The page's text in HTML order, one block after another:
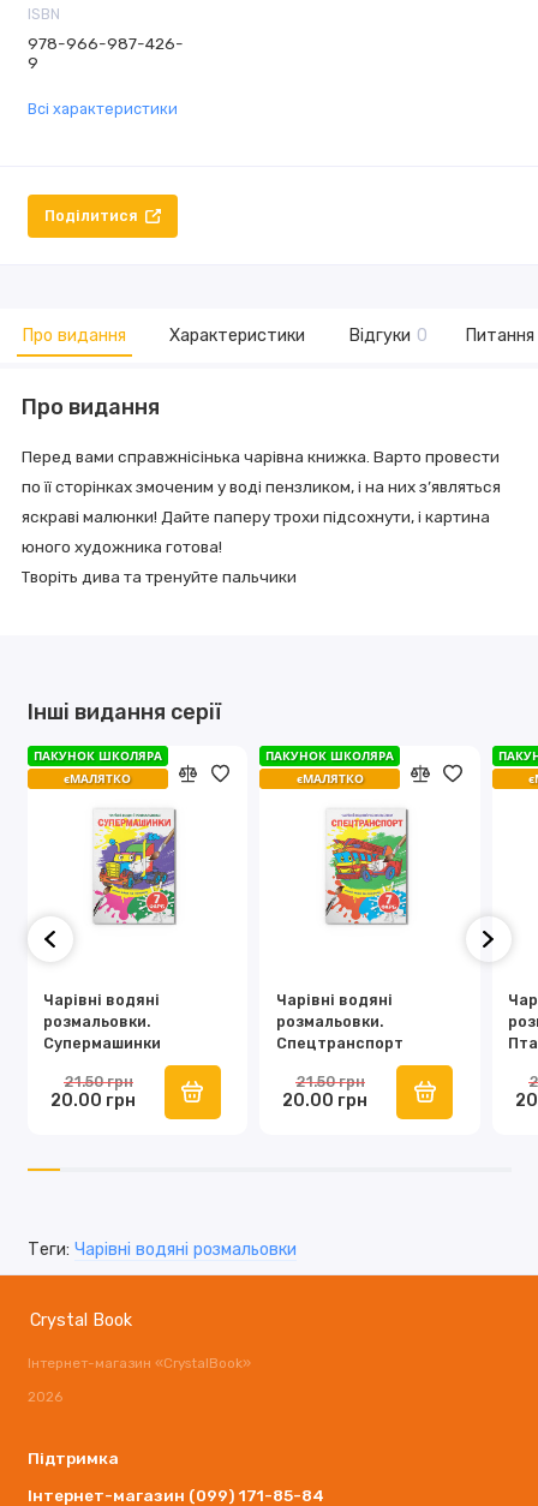
ISBN
978-966-987-426-
9
Всі характеристики
Поділитися
Про видання Характеристики Відгуки 0 Питання
Про видання
Перед вами справжнісінька чарівна книжка. Варто провести
по її сторінках змоченим у воді пензликом, і на них з’являться
яскраві малюнки! Дайте паперу трохи підсохнути, і картина
юного художника готова!
Творіть дива та тренуйте пальчики
Інші видання серії
Чарівні водяні
розмальовки.
Супермашинки
ПАКУНОК ШКОЛЯРА
єМАЛЯТКО
ПАКУНОК ШКОЛЯРА
єМАЛЯТКО
20.00 грн
21.50 грн
Чарівні водяні
розмальовки.
Спецтранспорт
ПАКУНОК ШКОЛЯРА
єМАЛЯТКО
ПАКУНОК ШКОЛЯРА
єМАЛЯТКО
20.00 грн
21.50 грн
Теги: Чарівні водяні розмальовки
Crystal Book
Інтернет-магазин «CrystalBook»
2026
Підтримка
Інтернет-магазин (099) 171-85-84